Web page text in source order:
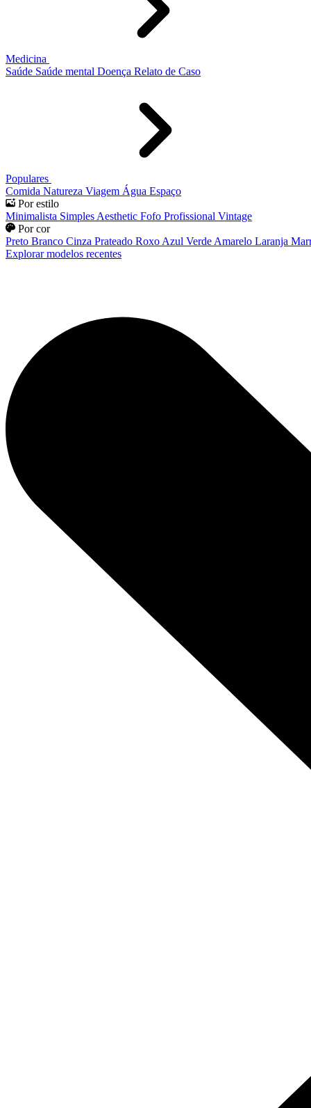
Medicina
Saúde Saúde mental Doença Relato de Caso
Populares
Comida Natureza Viagem Água Espaço
Por estilo
Minimalista Simples Aesthetic Fofo Profissional Vintage
Por cor
Preto Branco Cinza Prateado Roxo Azul Verde Amarelo Laranja
Explorar modelos recentes